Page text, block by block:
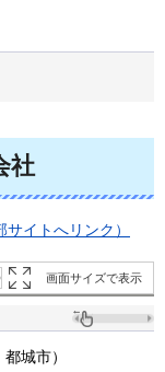
社
イトへリンク）
画面サイズで表示
都城市）